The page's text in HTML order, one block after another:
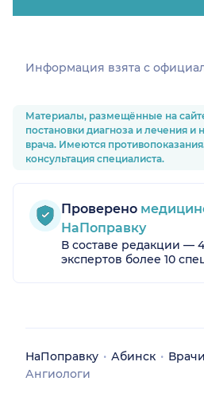
Информация взята c
Материалы, размещённые на
постановки диагноза и лечения
врача. Имеются
консультация специалиста.
Проверено
НаПоправку
В составе редакции —
экспертов более 10
НаПоправку Абинск
Ангиологи